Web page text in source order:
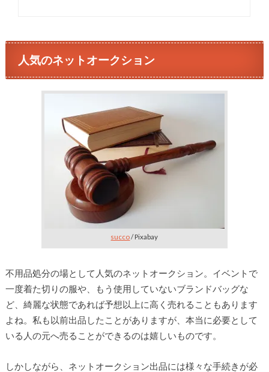
人気のネットオークション
succo/ Pixabay
不用品処分の場として人気のネットオークション。イベントで
一度着た切りの服や、もう使用していないブランドバッグな
ど、綺麗な状態であれば予想以上に高く売れることもあります
よね。私も以前出品したことがありますが、本当に必要として
いる人の元へ売ることができるのは嬉しいものです。
しかしながら、ネットオークション出品には様々な手続きが必